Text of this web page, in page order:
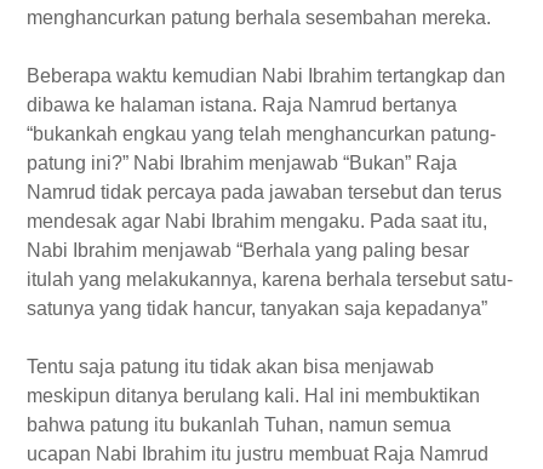
menghancurkan patung berhala sesembahan mereka.
Beberapa waktu kemudian Nabi Ibrahim tertangkap dan
dibawa ke halaman istana. Raja Namrud bertanya
“bukankah engkau yang telah menghancurkan patung-
patung ini?” Nabi Ibrahim menjawab “Bukan” Raja
Namrud tidak percaya pada jawaban tersebut dan terus
mendesak agar Nabi Ibrahim mengaku. Pada saat itu,
Nabi Ibrahim menjawab “Berhala yang paling besar
itulah yang melakukannya, karena berhala tersebut satu-
satunya yang tidak hancur, tanyakan saja kepadanya”
Tentu saja patung itu tidak akan bisa menjawab
meskipun ditanya berulang kali. Hal ini membuktikan
bahwa patung itu bukanlah Tuhan, namun semua
ucapan Nabi Ibrahim itu justru membuat Raja Namrud